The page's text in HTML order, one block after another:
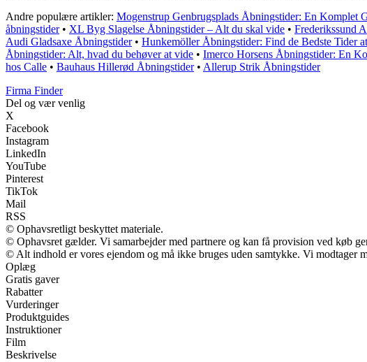
Andre populære artikler: Mogenstrup Genbrugsplads Åbningstider: En Komplet
åbningstider• XL Byg Slagelse Åbningstider – Alt du skal vide • Frederikssund
Audi Gladsaxe Åbningstider• Hunkemöller Åbningstider: Find de Bedste Tider
Åbningstider: Alt, hvad du behøver at vide • Imerco Horsens Åbningstider: En
hos Calle • Bauhaus Hillerød Åbningstider• Allerup Strik Åbningstider
Firma Finder
Del og vær venlig
X
Facebook
Instagram
LinkedIn
YouTube
Pinterest
TikTok
Mail
RSS
© Ophavsretligt beskyttet materiale.
© Ophavsret gælder. Vi samarbejder med partnere og kan få provision ved køb
© Alt indhold er vores ejendom og må ikke bruges uden samtykke. Vi modtager
Oplæg
Gratis gaver
Rabatter
Vurderinger
Produktguides
Instruktioner
Film
Beskrivelse